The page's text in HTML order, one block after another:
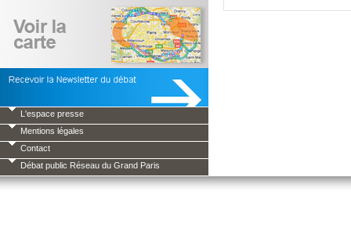
L'espace presse
Mentions légales
Contact
Débat public Réseau du Grand Paris